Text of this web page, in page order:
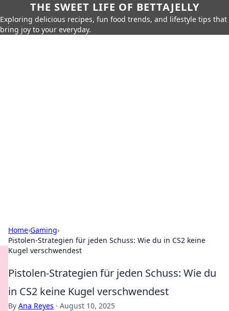
THE SWEET LIFE OF BETTAJELLY
Exploring delicious recipes, fun food trends, and lifestyle tips that
bring joy to your everyday.
Home›Gaming›
Pistolen-Strategien für jeden Schuss: Wie du in CS2 keine
Kugel verschwendest
Pistolen-Strategien für jeden Schuss: Wie du
in CS2 keine Kugel verschwendest
By Ana Reyes · August 10, 2025